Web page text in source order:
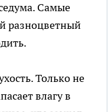
Самые
разноцветный
Только не
влагу в